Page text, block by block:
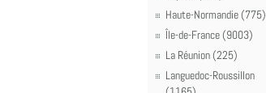
Haute-Normandie (775)
Île-de-France (9003)
La Réunion (225)
Languedoc-Roussillon